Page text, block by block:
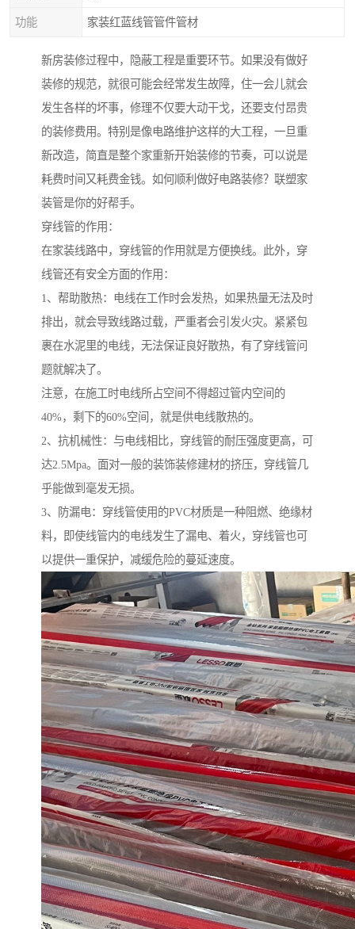
功能 家装红蓝线管管件管材
新房装修过程中，隐蔽工程是重要环节。如果没有做好
装修的规范，就很可能会经常发生故障，住一会儿就会
发生各样的坏事，修理不仅要大动干戈，还要支付昂贵
的装修费用。特别是像电路维护这样的大工程，一旦重
新改造，简直是整个家重新开始装修的节奏，可以说是
耗费时间又耗费金钱。如何顺利做好电路装修？联塑家
装管是你的好帮手。
穿线管的作用：
在家装线路中，穿线管的作用就是方便换线。此外，穿
线管还有安全方面的作用：
1、帮助散热：电线在工作时会发热，如果热量无法及时
排出，就会导致线路过载，严重者会引发火灾。紧紧包
裹在水泥里的电线，无法保证良好散热，有了穿线管问
题就解决了。
注意，在施工时电线所占空间不得超过管内空间的
40%，剩下的60%空间，就是供电线散热的。
2、抗机械性：与电线相比，穿线管的耐压强度更高，可
达2.5Mpa。面对一般的装饰装修建材的挤压，穿线管几
乎能做到毫发无损。
3、防漏电：穿线管使用的PVC材质是一种阻燃、绝缘材
料，即使线管内的电线发生了漏电、着火，穿线管也可
以提供一重保护，减缓危险的蔓延速度。